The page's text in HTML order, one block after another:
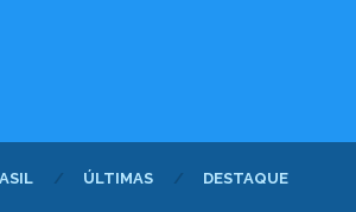
ÚLTIMAS DESTAQUE